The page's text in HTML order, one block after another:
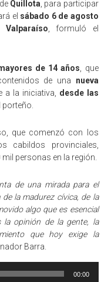
Quillota , para participar
el sábado 6 de agosto
Valparaíso , formuló el
de 14 años , que
de una nueva
a la iniciativa,
desde las
que comenzó con los
cabildos provinciales,
personas en la región.
de una mirada para el
la madurez cívica, de la
algo que es esencial
la opinión de la gente, la
que hoy exige la
Barra.
00:00